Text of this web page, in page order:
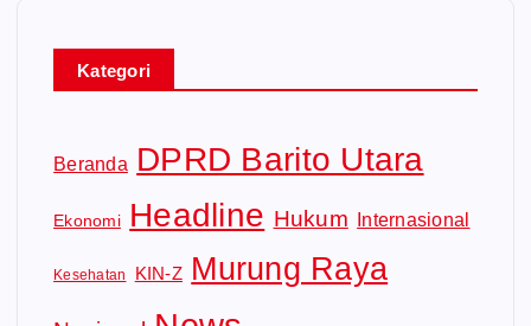
Kategori
Beranda DPRD Barito Utara
Ekonomi Headline Hukum Internasional
Kesehatan KIN-Z Murung Raya